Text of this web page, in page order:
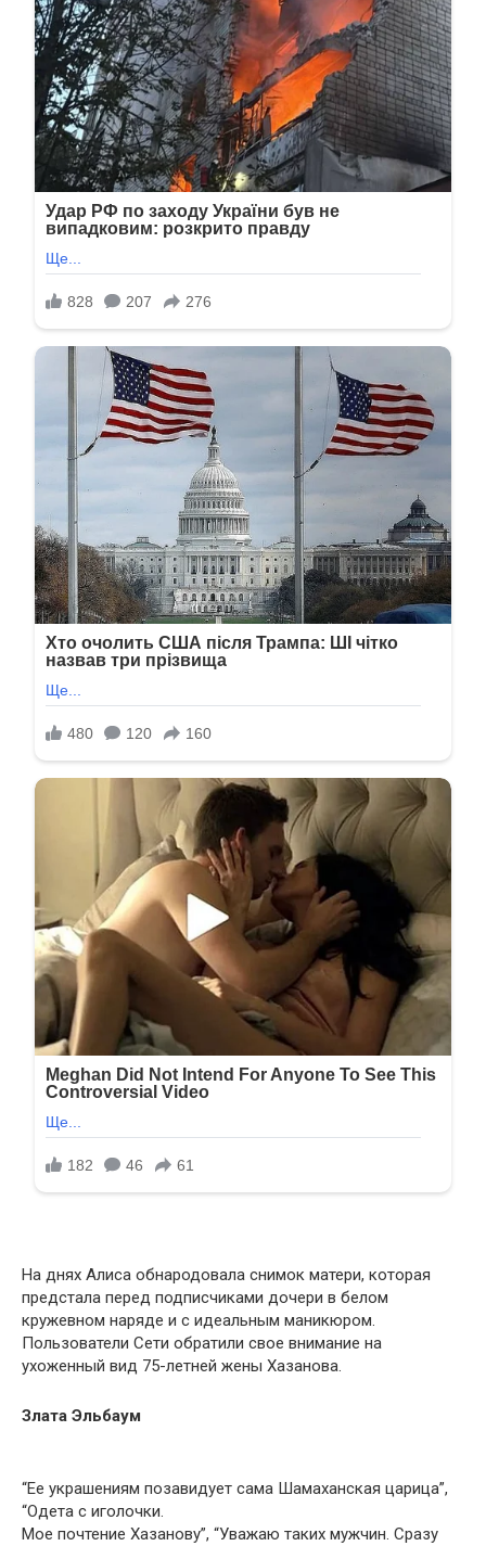
На днях Алиса обнародовала снимок матери, которая
предстала перед подписчиками дочери в белом
кружевном наряде и с идеальным маникюром.
Пользователи Сети обратили свое внимание на
ухоженный вид 75-летней жены Хазанова.
Злата Эльбаум
“Ее украшениям позавидует сама Шамаханская царица”,
“Одета с иголочки.
Мое почтение Хазанову”, “Уважаю таких мужчин. Сразу